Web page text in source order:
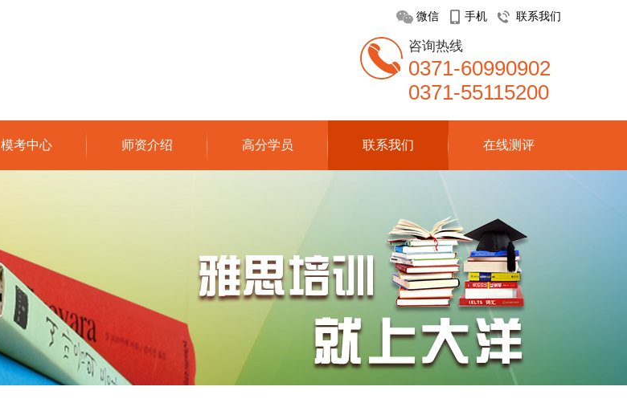
联系我们
手机
微信
咨询热线
0371-60990902
0371-55115200
模考中心 师资介绍 高分学员 联系我们 在线测评